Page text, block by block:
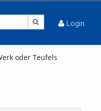
Login
oder Teufels